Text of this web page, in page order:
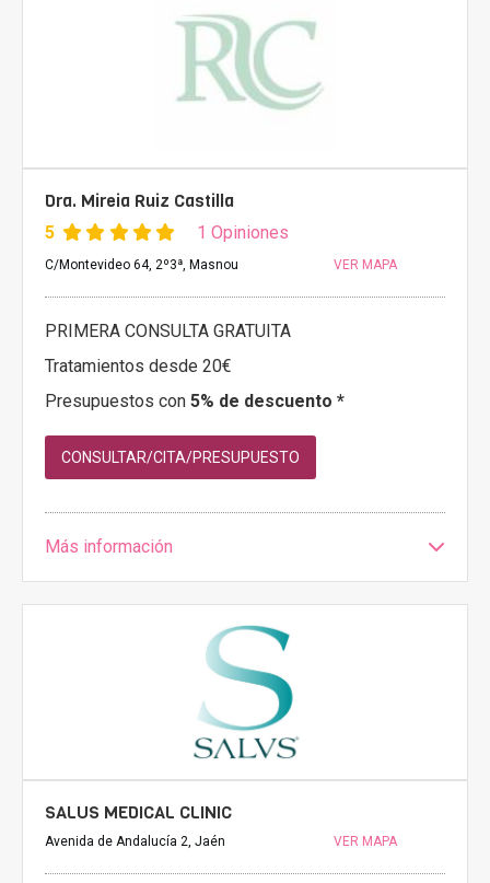
Dra. Mireia Ruiz Castilla
5 1 Opiniones
C/Montevideo 64, 2º3ª, Masnou VER MAPA
PRIMERA CONSULTA GRATUITA
Tratamientos desde 20€
Presupuestos con 5% de descuento *
CONSULTAR/CITA/PRESUPUESTO
Más información
SALUS MEDICAL CLINIC
Avenida de Andalucía 2, Jaén VER MAPA